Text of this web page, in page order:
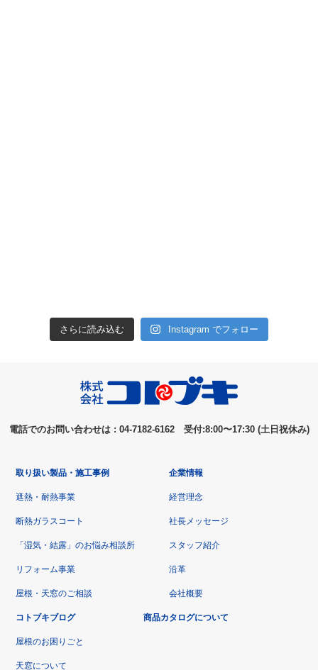
さらに読み込む Instagram でフォロー
電話でのお問い合わせは : 04-7182-6162 受付:8:00〜17:30 (土日祝休み)
取り扱い製品・施工事例
遮熱・耐熱事業
断熱ガラスコート
「湿気・結露」のお悩み相談所
リフォーム事業
屋根・天窓のご相談
企業情報
経営理念
社長メッセージ
スタッフ紹介
沿革
会社概要
コトブキブログ
屋根のお困りごと
天窓について
商品カタログについて